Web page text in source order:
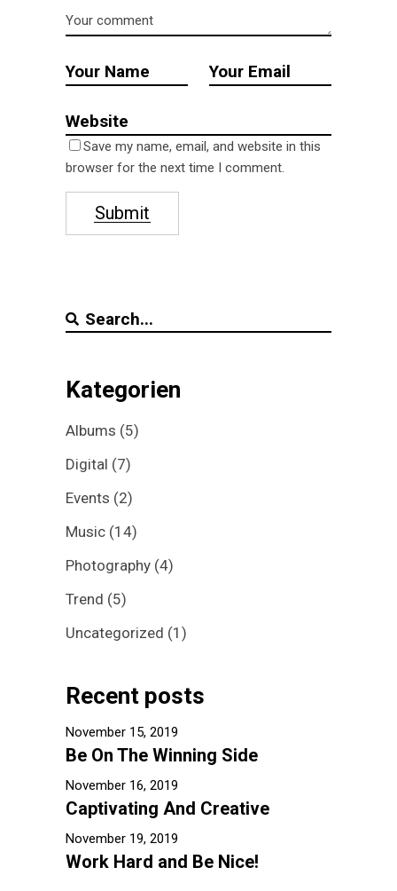
Save my name, email, and website in this
browser for the next time I comment.
Submit
Search
for:
Kategorien
Albums (5)
Digital (7)
Events (2)
Music (14)
Photography (4)
Trend (5)
Uncategorized (1)
Recent posts
November 15, 2019
Be On The Winning Side
November 16, 2019
Captivating And Creative
November 19, 2019
Work Hard and Be Nice!